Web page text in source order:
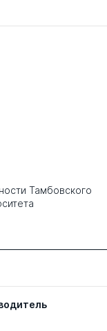
Тамбовского